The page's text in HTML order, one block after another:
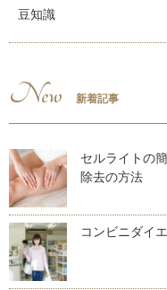
豆知識
New 新着記事
セルライトの
除去の方法
コンビニダイ